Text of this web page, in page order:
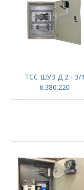
ТСС ШУЭ Д 2 - 3/1
6.380.220